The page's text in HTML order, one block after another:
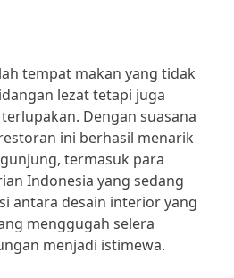
tempat makan yang tidak
lezat tetapi juga
Dengan suasana
ini berhasil menarik
termasuk para
Indonesia yang sedang
antara desain interior yang
menggugah selera
menjadi istimewa.